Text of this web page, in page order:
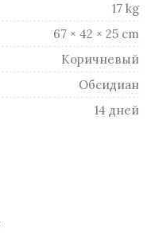
17 kg
67 × 42 × 25 cm
Коричневый
Обсидиан
14 дней